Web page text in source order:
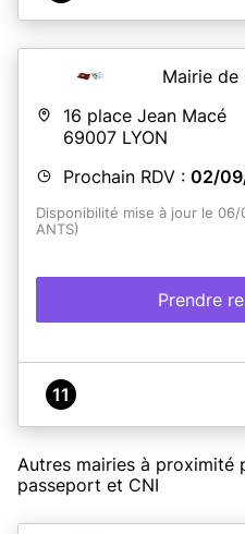
Mairie de
16 place Jean Macé
69007 LYON
Prochain RDV : 02/
Disponibilité mise à jour le
ANTS)
Prendre
11
Autres mairies à proximité
passeport et CNI